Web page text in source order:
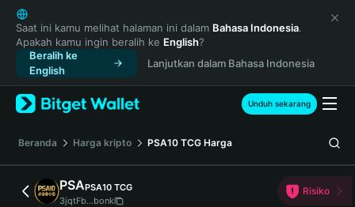
English
日本語
Tiếng Việt
Русский
Español (Latinoamérica)
Türkçe
Français
Deutsch
简体中文
繁體中文
Saat ini kamu melihat halaman ini dalam Bahasa Indonesia.
Apakah kamu ingin beralih ke English?
Beralih ke
English
Lanjutkan dalam Bahasa Indonesia
Unduh sekarang
Beranda Harga kripto PSA10 TCG Harga
PSAPSA10 TCG
3jqtFb...bonk
Risiko